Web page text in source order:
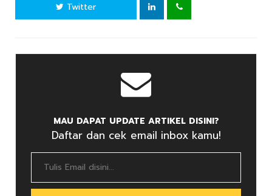
Twitter
MAU DAPAT UPDATE ARTIKEL DISINI?
Daftar dan cek email inbox kamu!